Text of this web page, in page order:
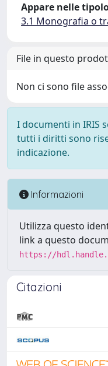
Appare nelle
3.1 Monografia o
File in questo
Non ci sono file
I documenti in IRIS
tutti i diritti sono
indicazione.
Informazioni
Utilizza questo
link a questo
https://
Citazioni